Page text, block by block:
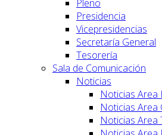
Pleno
Presidencia
Vicepresidencias
Secretaría General
Tesorería
Sala de Comunicación
Noticias
Noticias Area
Noticias Area
Noticias Area